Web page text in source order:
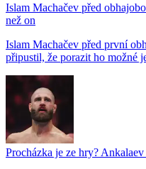
Islam Machačev před
než on
Islam Machačev před první
připustil, že porazit ho možné
Procházka je ze hry?